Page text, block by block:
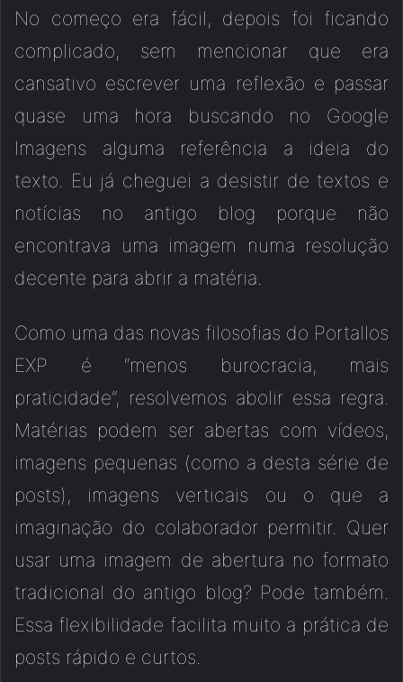
No começo era fácil, depois foi ficando
complicado, sem mencionar que era
cansativo escrever uma reflexão e passar
quase uma hora buscando no Google
Imagens alguma referência a ideia do
texto. Eu já cheguei a desistir de textos e
notícias no antigo blog porque não
encontrava uma imagem numa resolução
decente para abrir a matéria.
Como uma das novas filosofias do Portallos
EXP é “menos burocracia, mais
praticidade”, resolvemos abolir essa regra.
Matérias podem ser abertas com vídeos,
imagens pequenas (como a desta série de
posts), imagens verticais ou o que a
imaginação do colaborador permitir. Quer
usar uma imagem de abertura no formato
tradicional do antigo blog? Pode também.
Essa flexibilidade facilita muito a prática de
posts rápido e curtos.